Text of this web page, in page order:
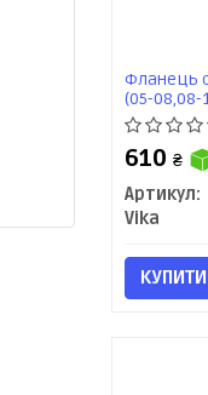
Фланець
(05-08,08-
VIKA
610 ₴
Артикул:
Vika
КУПИТИ